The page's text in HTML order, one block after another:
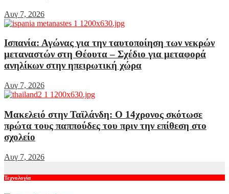
Αυγ 7, 2026
Ισπανία: Αγώνας για την ταυτοποίηση των νεκρών
μεταναστών στη Θέουτα – Σχέδιο για μεταφορά
ανηλίκων στην ηπειρωτική χώρα
Αυγ 7, 2026
Μακελειό στην Ταϊλάνδη: Ο 14χρονος σκότωσε
πρώτα τους παππούδες του πριν την επίθεση στο
σχολείο
Αυγ 7, 2026
Τεχνολογία